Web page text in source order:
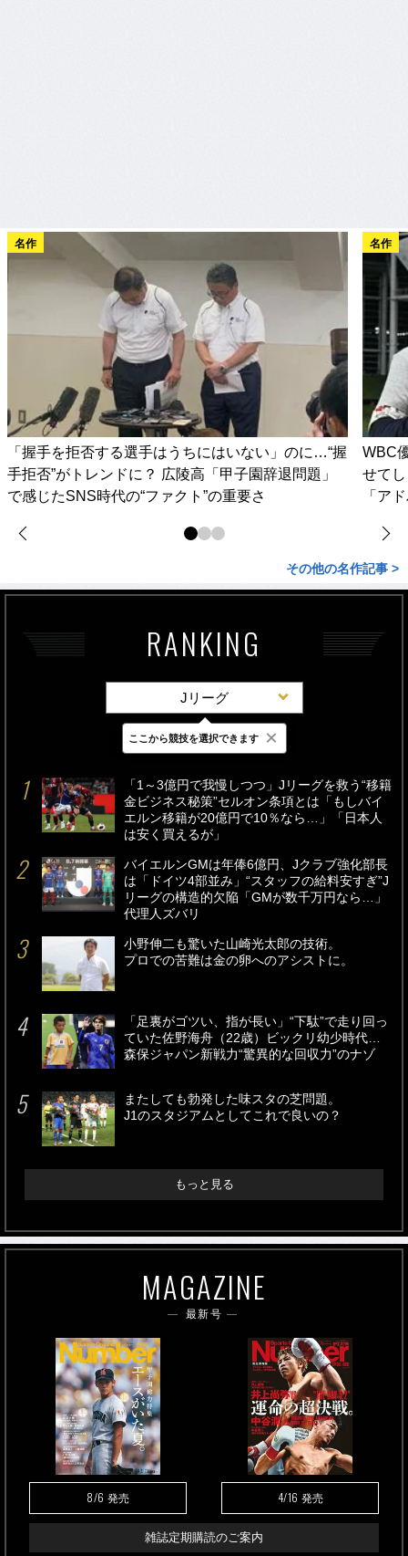
名作
「握手を拒否する選手はうちにはいない」のに…“握
手拒否”がトレンドに？ 広陵高「甲子園辞退問題」
で感じたSNS時代の“ファクト”の重要さ
名作
WBC
せて
「ア
その他の名作記事 >
RANKING
Jリーグ
最新 24時間 週間
「1～3億円で我慢しつつ」Jリーグを救う“移籍
金ビジネス秘策”セルオン条項とは「もしバイ
エルン移籍が20億円で10％なら…」「日本人
は安く買えるが」
バイエルンGMは年俸6億円、Jクラブ強化部長
は「ドイツ4部並み」“スタッフの給料安すぎ”J
リーグの構造的欠陥「GMが数千万円なら…」
代理人ズバリ
小野伸二も驚いた山崎光太郎の技術。
プロでの苦難は金の卵へのアシストに。
「足裏がゴツい、指が長い」“下駄”で走り回っ
ていた佐野海舟（22歳）ビックリ幼少時代…
森保ジャパン新戦力“驚異的な回収力”のナゾ
またしても勃発した味スタの芝問題。
J1のスタジアムとしてこれで良いの？
もっと見る
MAGAZINE
最新号
8/6 発売 4/16 発売
雑誌定期購読のご案内
ここから競技を選択できます ×